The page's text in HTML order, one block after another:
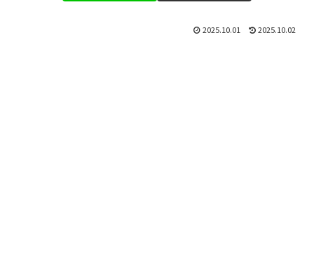
2025.10.01 2025.10.02